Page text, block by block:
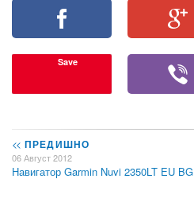
Save
<< ПРЕДИШНО
06 Август 2012
Навигатор Garmin Nuvi 2350LT EU BG